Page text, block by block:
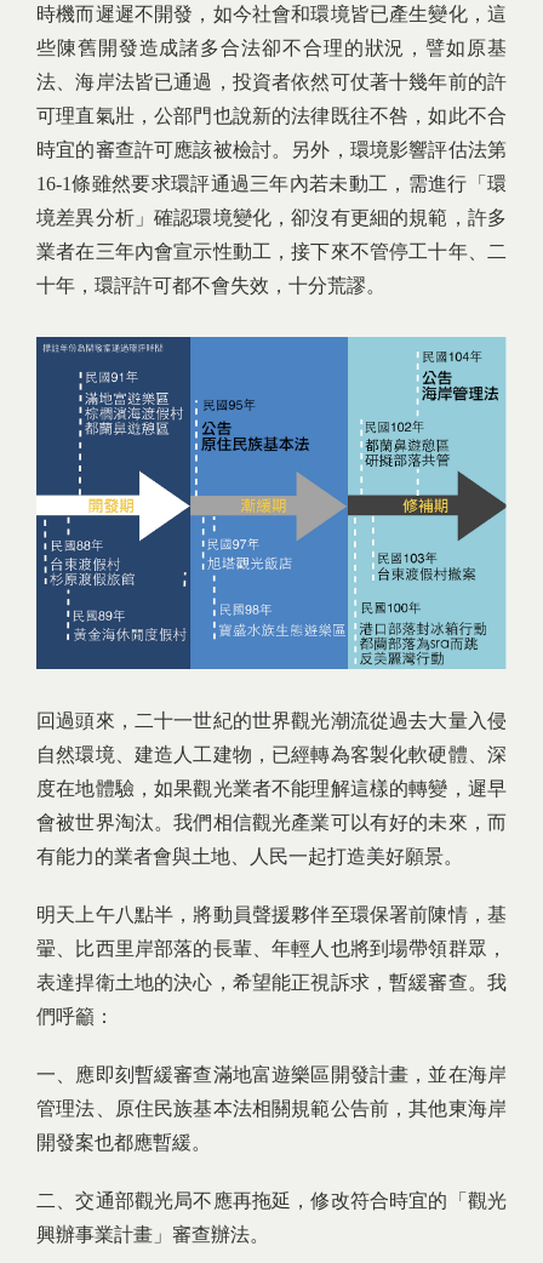
時機而遲遲不開發，如今社會和環境皆已產生變化，這
些陳舊開發造成諸多合法卻不合理的狀況，譬如原基
法、海岸法皆已通過，投資者依然可仗著十幾年前的許
可理直氣壯，公部門也說新的法律既往不咎，如此不合
時宜的審查許可應該被檢討。另外，環境影響評估法第
16-1條雖然要求環評通過三年內若未動工，需進行「環
境差異分析」確認環境變化，卻沒有更細的規範，許多
業者在三年內會宣示性動工，接下來不管停工十年、二
十年，環評許可都不會失效，十分荒謬。
回過頭來，二十一世紀的世界觀光潮流從過去大量入侵
自然環境、建造人工建物，已經轉為客製化軟硬體、深
度在地體驗，如果觀光業者不能理解這樣的轉變，遲早
會被世界淘汰。我們相信觀光產業可以有好的未來，而
有能力的業者會與土地、人民一起打造美好願景。
明天上午八點半，將動員聲援夥伴至環保署前陳情，基
翬、比西里岸部落的長輩、年輕人也將到場帶領群眾，
表達捍衛土地的決心，希望能正視訴求，暫緩審查。我
們呼籲：
一、應即刻暫緩審查滿地富遊樂區開發計畫，並在海岸
管理法、原住民族基本法相關規範公告前，其他東海岸
開發案也都應暫緩。
二、交通部觀光局不應再拖延，修改符合時宜的「觀光
興辦事業計畫」審查辦法。